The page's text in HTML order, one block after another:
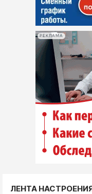
РЕКЛАМА
ЛЕНТА